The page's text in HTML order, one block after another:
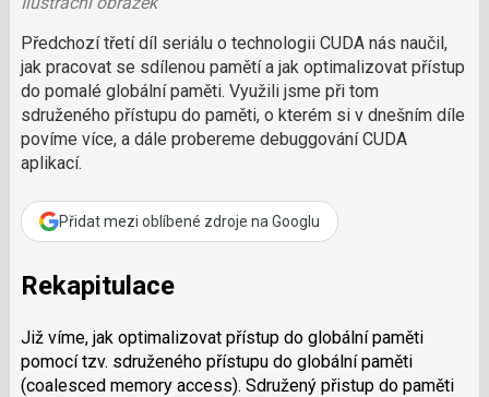
d
o
ř
i
Předchozí třetí díl seriálu o technologii CUDA nás naučil,
jak pracovat se sdílenou pamětí a jak optimalizovat přístup
do pomalé globální paměti. Využili jsme při tom
sdruženého přístupu do paměti, o kterém si v dnešním díle
povíme více, a dále probereme debuggování CUDA
aplikací.
Přidat mezi oblíbené zdroje na Googlu
Rekapitulace
Již víme, jak optimalizovat přístup do globální paměti
pomocí tzv. sdruženého přístupu do globální paměti
(coalesced memory access). Sdružený přistup do paměti